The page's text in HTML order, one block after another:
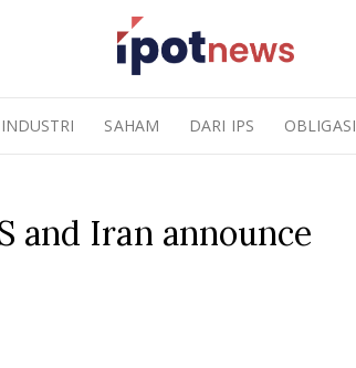
INDUSTRI SAHAM DARI IPS OBLIGASI
and Iran announce